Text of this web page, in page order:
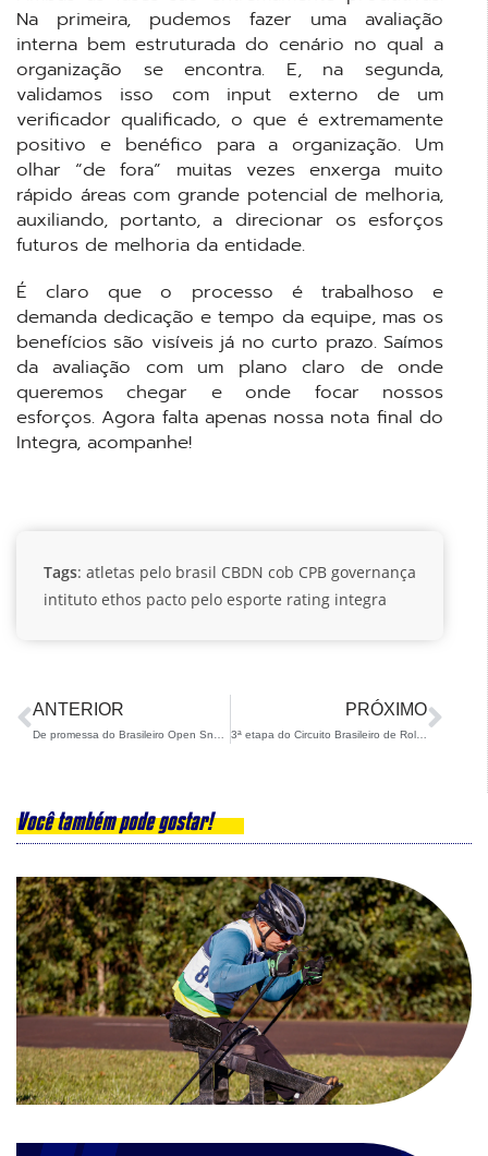
Na primeira, pudemos fazer uma avaliação
interna bem estruturada do cenário no qual a
organização se encontra. E, na segunda,
validamos isso com input externo de um
verificador qualificado, o que é extremamente
positivo e benéfico para a organização. Um
olhar “de fora” muitas vezes enxerga muito
rápido áreas com grande potencial de melhoria,
auxiliando, portanto, a direcionar os esforços
futuros de melhoria da entidade.
É claro que o processo é trabalhoso e
demanda dedicação e tempo da equipe, mas os
benefícios são visíveis já no curto prazo. Saímos
da avaliação com um plano claro de onde
queremos chegar e onde focar nossos
esforços. Agora falta apenas nossa nota final do
Integra, acompanhe!
Tags: atletas pelo brasil CBDN cob CPB governança
intituto ethos pacto pelo esporte rating integra
ANTERIOR PRÓXIMO
3ª etapa do Circuito Brasileiro de Rollerski – Campeonato Brasileiro Interclubes acontece em São Carlos nesta semana
Você também pode gostar!